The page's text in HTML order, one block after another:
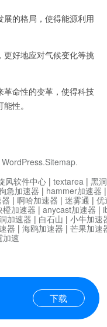
的格局，使得能源利用
好地应对气候变化等挑
命性的变革，使得科技
性。
WordPress.Sitemap.
下载
风软件中心 | textarea | 黑
急加速器 | hammer加速器
| 啊哈加速器 | 迷雾通 | 优
橙加速器 | anycast加速器 |
加速器 | 白石山 | 小牛加速
器 | 海鸥加速器 | 芒果加速
加速